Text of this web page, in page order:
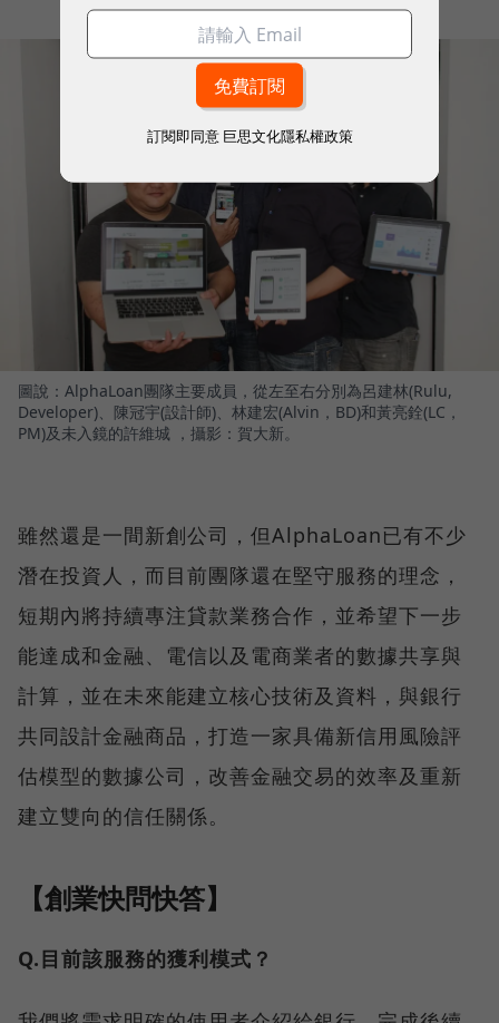
圖說：AlphaLoan團隊主要成員，從左至右分別為呂建林(Rulu,
Developer)、陳冠宇(設計師)、林建宏(Alvin，BD)和黃亮銓(LC，
PM)及未入鏡的許維城 ，攝影：賀大新。
雖然還是一間新創公司，但AlphaLoan已有不少
潛在投資人，而目前團隊還在堅守服務的理念，
短期內將持續專注貸款業務合作，並希望下一步
能達成和金融、電信以及電商業者的數據共享與
計算，並在未來能建立核心技術及資料，與銀行
共同設計金融商品，打造一家具備新信用風險評
估模型的數據公司，改善金融交易的效率及重新
建立雙向的信任關係。
【創業快問快答】
Q.目前該服務的獲利模式？
訂閱即同意 巨思文化隱私權政策